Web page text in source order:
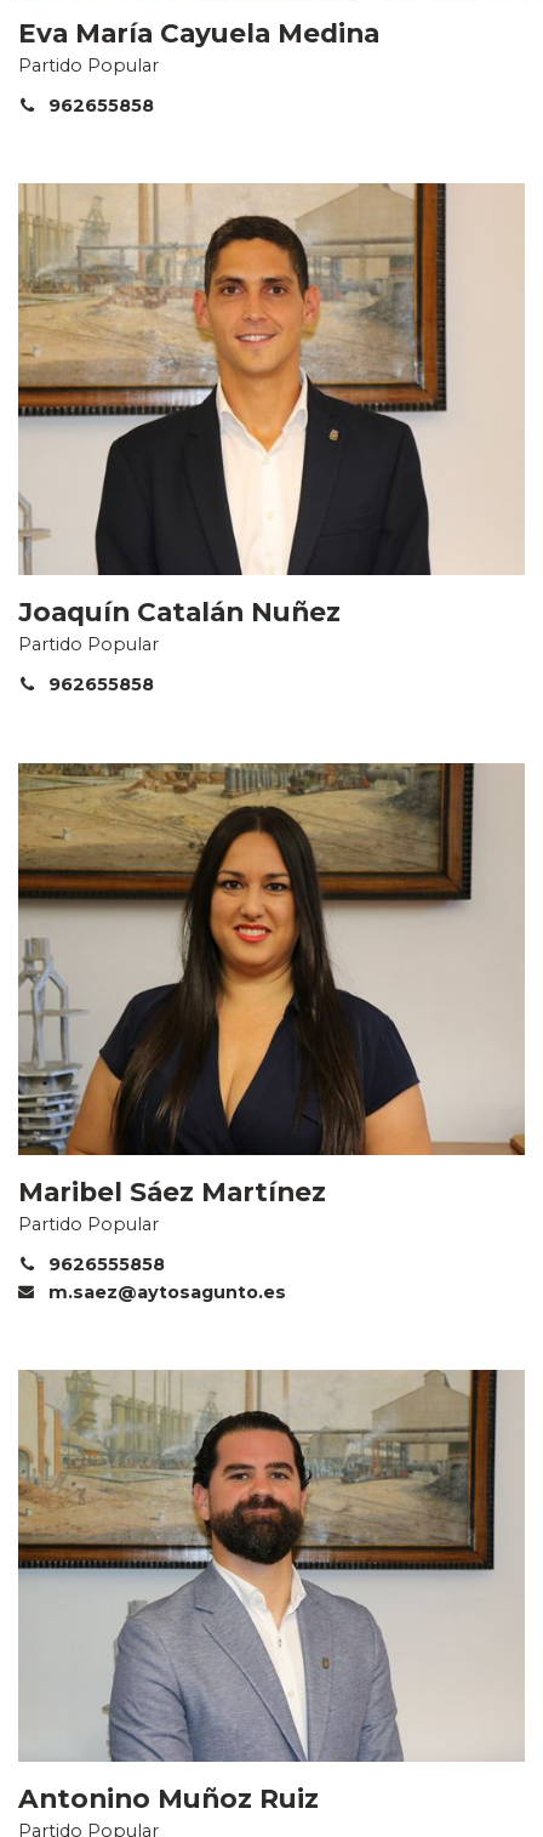
Eva María Cayuela Medina
Partido Popular
962655858
Joaquín Catalán Nuñez
Partido Popular
962655858
Maribel Sáez Martínez
Partido Popular
9626555858
m.saez@aytosagunto.es
Antonino Muñoz Ruiz
Partido Popular